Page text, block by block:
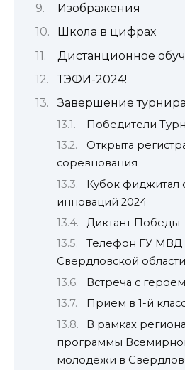
Изображения
Школа в цифрах
Дистанционное
ТЭФИ-2024!
Завершение
Победители
Открыта
соревнования
Кубок фиджитал
инноваций 2024
Диктант Победы
Телефон ГУ МВД
Свердловской области
Встреча с героем
Прием в 1-й
В рамках
программы
молодежи в